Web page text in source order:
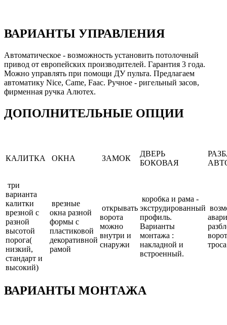
ВАРИАНТЫ УПРАВЛЕНИЯ
Автоматическое - возможность установить потолочный
привод от европейских производителей. Гарантия 3 года.
Можно управлять при помощи ДУ пульта. Предлагаем
автоматику Nice, Came, Faac. Ручное - ригельный засов,
фирменная ручка Алютех.
ДОПОЛНИТЕЛЬНЫЕ ОПЦИИ
КАЛИТКА ОКНА ЗАМОК
ДВЕРЬ
БОКОВАЯ
три
варианта
калитки
врезной с
разной
высотой
порога(
низкий,
стандарт и
высокий)
врезные
окна разной
формы с
пластиковой
декоративной
рамой
открывать
ворота
можно
внутри и
снаружи
коробка и рама -
экструдированный
профиль.
Варианты
монтажа :
накладной и
встроенный.
ВАРИАНТЫ МОНТАЖА